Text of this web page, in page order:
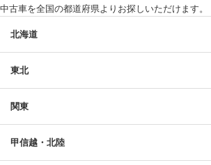
中古車を全国の都道府県よりお探しいただけます。
北海道
東北
関東
甲信越・北陸